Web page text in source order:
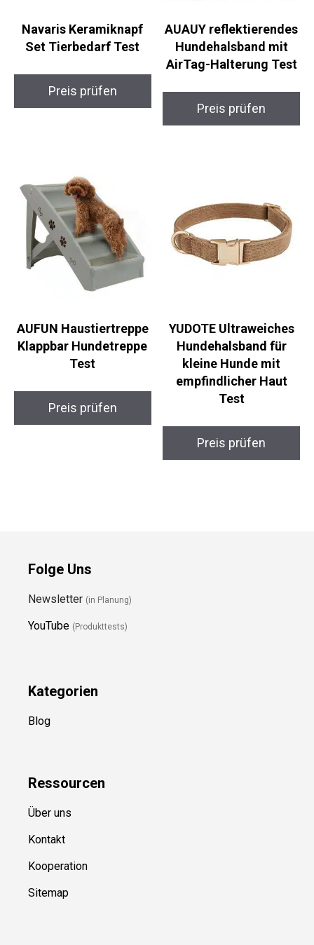
Navaris Keramiknapf
Set Tierbedarf Test
Preis prüfen
AUAUY reflektierendes
Hundehalsband mit
AirTag-Halterung Test
Preis prüfen
AUFUN Haustiertreppe
Klappbar Hundetreppe
Test
Preis prüfen
YUDOTE Ultraweiches
Hundehalsband für
kleine Hunde mit
empfindlicher Haut
Test
Preis prüfen
Folge Uns
Newsletter (in Planung)
YouTube (Produkttests)
Kategorien
Blog
Ressourcen
Über uns
Kontakt
Kooperation
Sitemap